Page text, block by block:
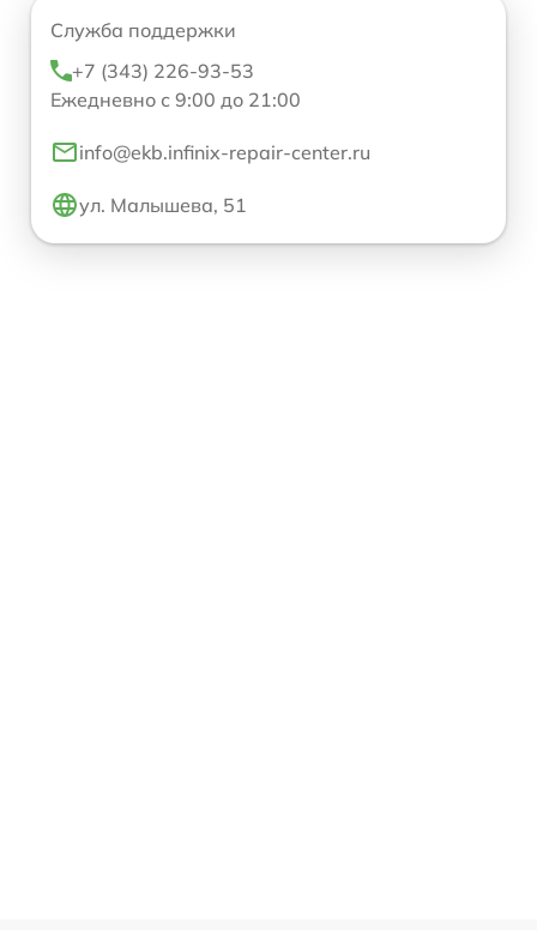
Служба поддержки
+7 (343) 226-93-53
Ежедневно с 9:00 до 21:00
info@ekb.infinix-repair-center.ru
ул. Малышева, 51